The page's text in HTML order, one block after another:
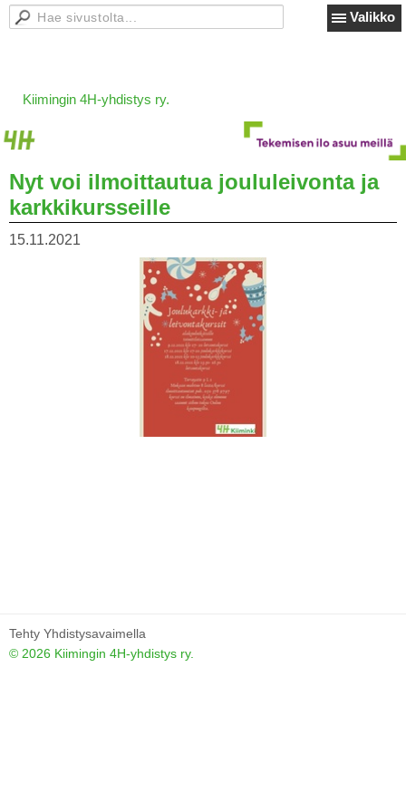
Valikko
Kiimingin 4H-yhdistys ry.
Nyt voi ilmoittautua joululeivonta ja
karkkikursseille
15.11.2021
Tehty Yhdistysavaimella
© 2026 Kiimingin 4H-yhdistys ry.